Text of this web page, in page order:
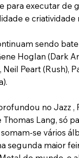
para executar de
e
sendo
Hoglan (Dark
Peart (Rush),
no Jazz
Thomas Lang, só
se vários
segunda maior